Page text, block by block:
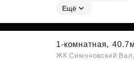
Ещё
1-комнатная,
ЖК Симоновский